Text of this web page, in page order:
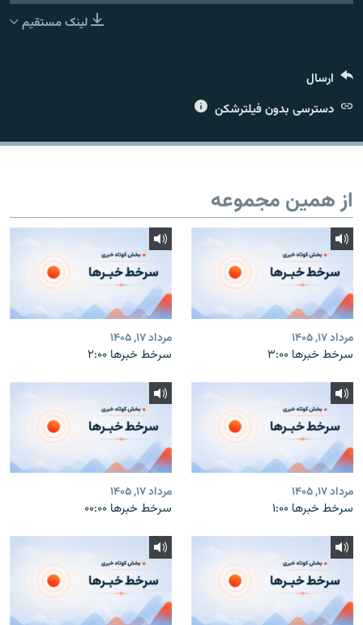
لینک مستقیم
ارسال
دسترسی بدون فیلترشکن
از همین مجموعه
مرداد ۱۷, ۱۴۰۵
سرخط خبرها ۳:۰۰
مرداد ۱۷, ۱۴۰۵
سرخط خبرها ۲:۰۰
مرداد ۱۷, ۱۴۰۵
سرخط خبرها ۱:۰۰
مرداد ۱۷, ۱۴۰۵
سرخط خبرها ۰۰:۰۰